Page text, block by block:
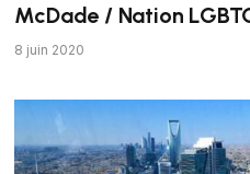
McDade / Nation
8 juin 2020